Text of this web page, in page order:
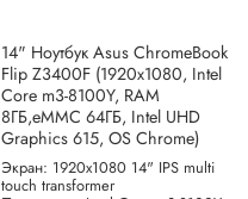
14" Ноутбук Asus ChromeBook
Flip Z3400F (1920x1080, Intel
Core m3-8100Y, RAM
8ГБ,eMMC 64ГБ, Intel UHD
Graphics 615, OS Chrome)
Экран: 1920x1080 14" IPS multi
touch transformer